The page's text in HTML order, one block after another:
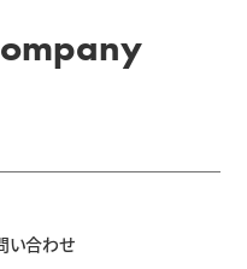
い合わせ